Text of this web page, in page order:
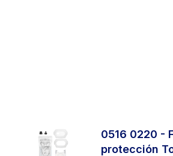
0516 0220 -
protección